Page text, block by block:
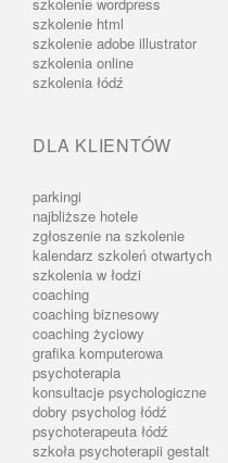
szkolenie html
szkolenie adobe illustrator
szkolenia online
szkolenia łódź
DLA KLIENTÓW
parkingi
najbliższe hotele
zgłoszenie na szkolenie
kalendarz szkoleń otwartych
szkolenia w łodzi
coaching
coaching biznesowy
coaching życiowy
grafika komputerowa
psychoterapia
konsultacje psychologiczne
dobry psycholog łódź
psychoterapeuta łódź
szkoła psychoterapii gestalt